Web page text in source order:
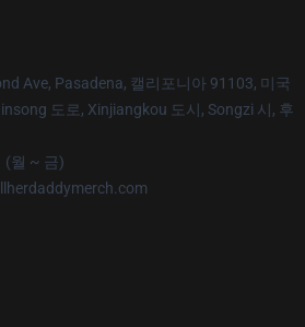
Ave, Pasadena, 캘리포니아 91103, 미국
도로, Xinjiangkou 도시, Songzi 시, 후
(월 ~ 금)